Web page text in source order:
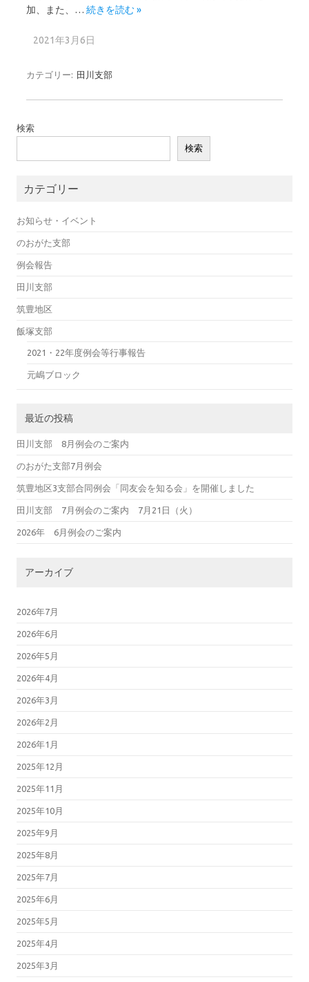
加、また、… 続きを読む »
2021年3月6日
カテゴリー: 田川支部
検索
検索
カテゴリー
お知らせ・イベント
のおがた支部
例会報告
田川支部
筑豊地区
飯塚支部
2021・22年度例会等行事報告
元嶋ブロック
最近の投稿
田川支部 8月例会のご案内
のおがた支部7月例会
筑豊地区3支部合同例会「同友会を知る会」を開催しました
田川支部 7月例会のご案内 7月21日（火）
2026年 6月例会のご案内
アーカイブ
2026年7月
2026年6月
2026年5月
2026年4月
2026年3月
2026年2月
2026年1月
2025年12月
2025年11月
2025年10月
2025年9月
2025年8月
2025年7月
2025年6月
2025年5月
2025年4月
2025年3月